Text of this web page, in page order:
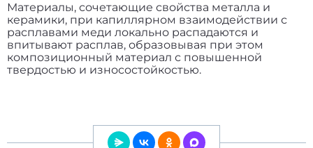
Материалы, сочетающие свойства металла и
керамики, при капиллярном взаимодействии с
расплавами меди локально распадаются и
впитывают расплав, образовывая при этом
композиционный материал с повышенной
твердостью и износостойкостью.